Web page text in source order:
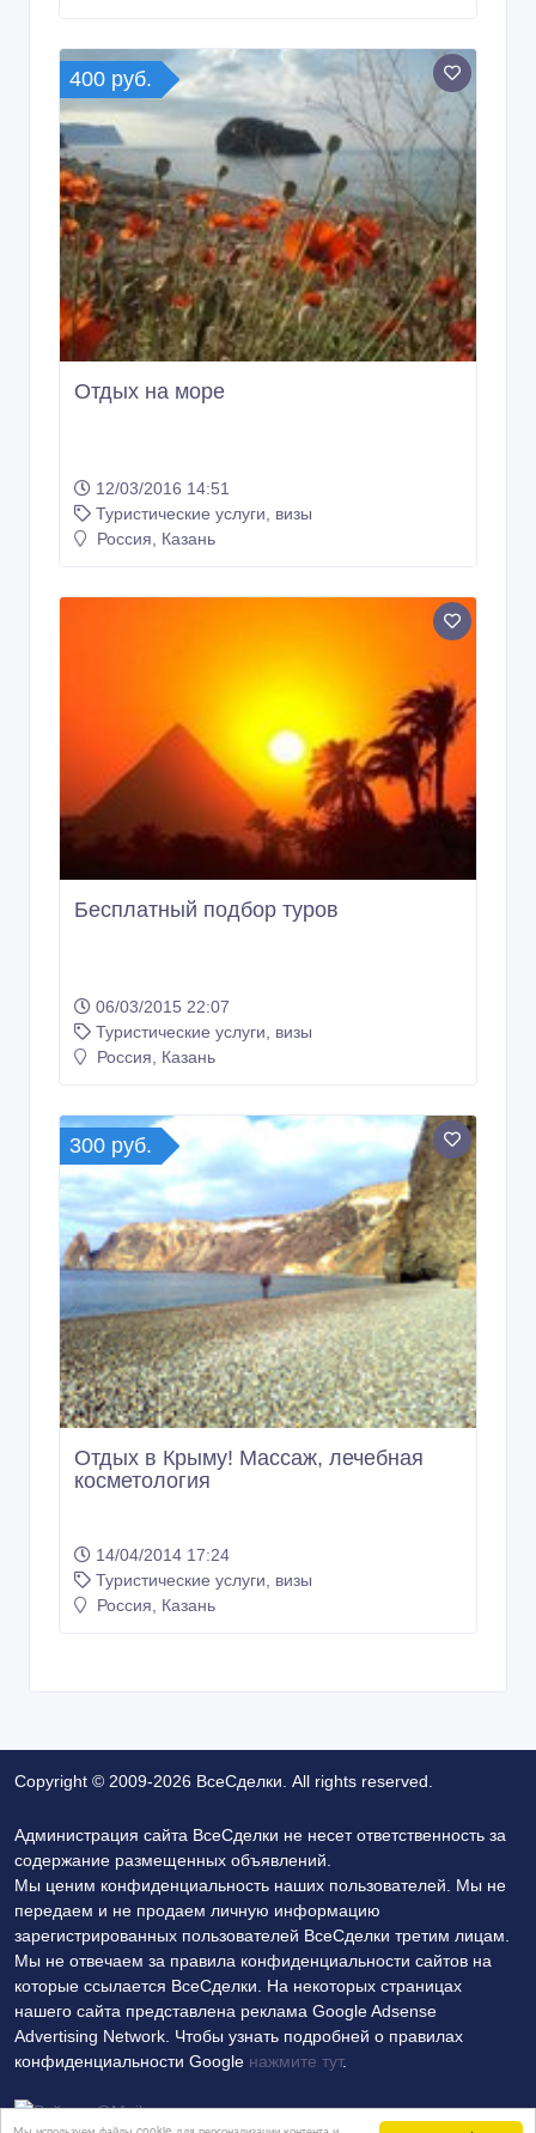
400 руб.
Отдых на море
12/03/2016 14:51
Туристические услуги, визы
Россия, Казань
Бесплатный подбор туров
06/03/2015 22:07
Туристические услуги, визы
Россия, Казань
300 руб.
Отдых в Крыму! Массаж, лечебная
косметология
14/04/2014 17:24
Туристические услуги, визы
Россия, Казань
Copyright © 2009-2026 ВсеСделки. All rights reserved.
Администрация сайта ВсеСделки не несет ответственность за
содержание размещенных объявлений.
Мы ценим конфиденциальность наших пользователей. Мы не
передаем и не продаем личную информацию
зарегистрированных пользователей ВсеСделки третим лицам.
Мы не отвечаем за правила конфиденциальности сайтов на
которые ссылается ВсеСделки. На некоторых страницах
нашего сайта представлена реклама Google Adsense
Advertising Network. Чтобы узнать подробней о правилах
конфиденциальности Google нажмите тут.